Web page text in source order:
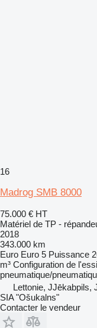
16
Madrog SMB 8000
75.000 € HT
Matériel de TP -
2018
343.000 km
Euro Euro 5 Puissance
m³ Configuration de
pneumatique/
Lettonie, JJēkabpils,
SIA "Ošukalns"
Contacter le vendeur